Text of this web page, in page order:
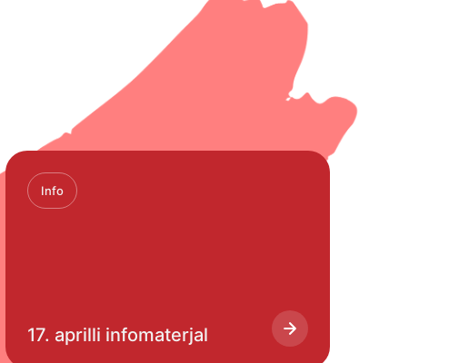
Info
17. aprilli infomaterjal